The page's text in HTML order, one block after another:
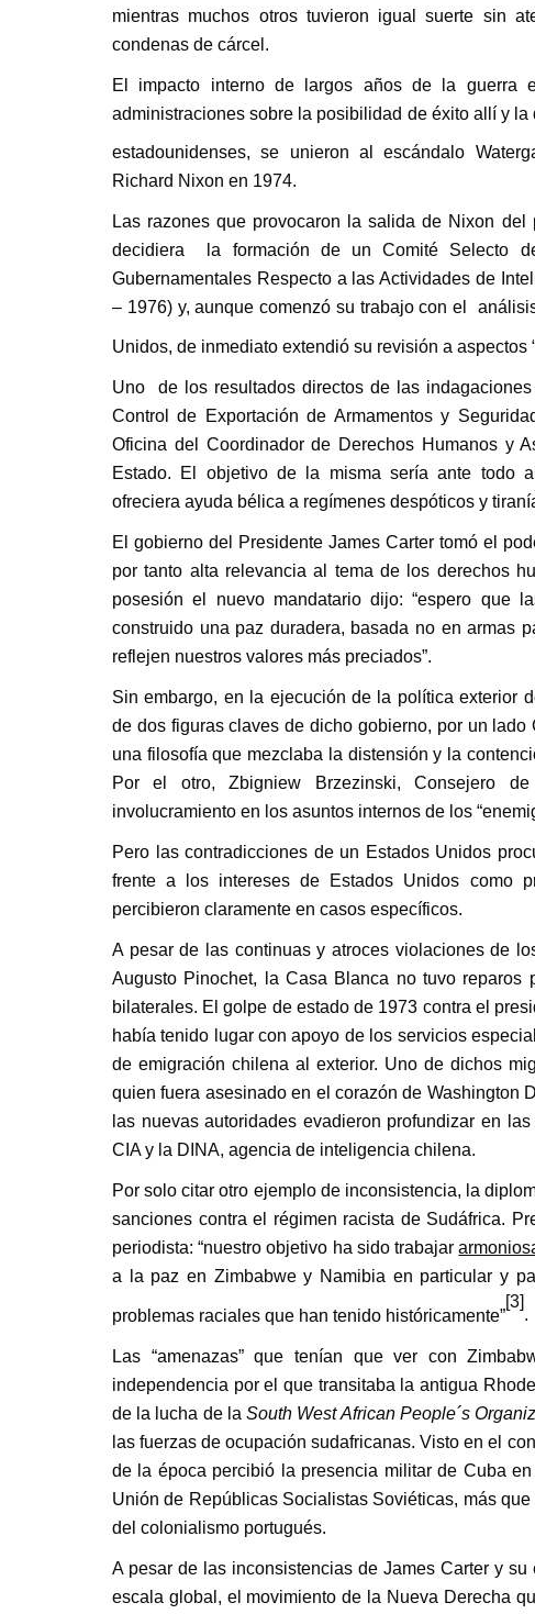
mientras muchos otros tuvieron igual suerte sin
condenas de cárcel.
El impacto interno de largos años de la guerra
administraciones sobre la posibilidad de éxito allí y
estadounidenses, se unieron al escándalo
Richard Nixon en 1974.
Las razones que provocaron la salida de Nixon
decidiera la formación de un Comité Selecto
Gubernamentales Respecto a las Actividades de
– 1976) y, aunque comenzó su trabajo con el
Unidos, de inmediato extendió su revisión a aspectos
Uno de los resultados directos de las
Control de Exportación de Armamentos y
Oficina del Coordinador de Derechos Humanos y
Estado. El objetivo de la misma sería ante todo
ofreciera ayuda bélica a regímenes despóticos y
El gobierno del Presidente James Carter tomó el
por tanto alta relevancia al tema de los derechos
posesión el nuevo mandatario dijo: “espero que
construido una paz duradera, basada no en armas
reflejen nuestros valores más preciados”.
Sin embargo, en la ejecución de la política exterior
de dos figuras claves de dicho gobierno, por un
una filosofía que mezclaba la distensión y la
Por el otro, Zbigniew Brzezinski, Consejero
involucramiento en los asuntos internos de los
Pero las contradicciones de un Estados Unidos
frente a los intereses de Estados Unidos como
percibieron claramente en casos específicos.
A pesar de las continuas y atroces violaciones de
Augusto Pinochet, la Casa Blanca no tuvo
bilaterales. El golpe de estado de 1973 contra el
había tenido lugar con apoyo de los servicios
de emigración chilena al exterior. Uno de dichos
quien fuera asesinado en el corazón de Washington
las nuevas autoridades evadieron profundizar en
CIA y la DINA, agencia de inteligencia chilena.
Por solo citar otro ejemplo de inconsistencia, la
sanciones contra el régimen racista de Sudáfrica.
periodista: “nuestro objetivo ha sido trabajar
a la paz en Zimbabwe y Namibia en particular y
problemas raciales que han tenido históricamente”
[3]
.
Las “amenazas” que tenían que ver con
independencia por el que transitaba la antigua
de la lucha de laSouth West African People´s
las fuerzas de ocupación sudafricanas. Visto en el
de la época percibió la presencia militar de Cuba
Unión de Repúblicas Socialistas Soviéticas, más
del colonialismo portugués.
A pesar de las inconsistencias de James Carter y
escala global, el movimiento de la Nueva Derecha